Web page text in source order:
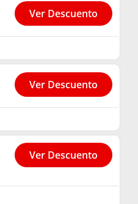
Ver Descuento
Ver Descuento
Ver Descuento